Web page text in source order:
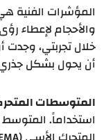
المؤشرات الفنية
والأحجام لإعطاء
خلال تجربتي،
أن يحول بشكل
المتوسطات